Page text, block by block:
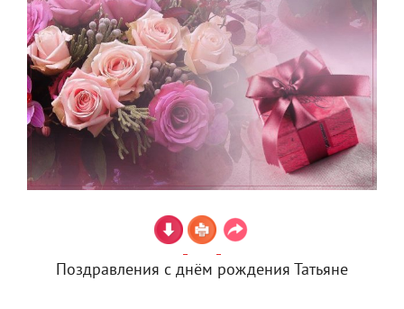
Поздравления с днём рождения Татьяне